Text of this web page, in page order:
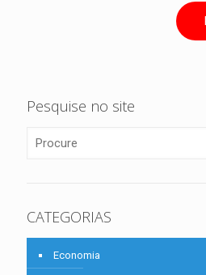
Pesquise no site
CATEGORIAS
Economia